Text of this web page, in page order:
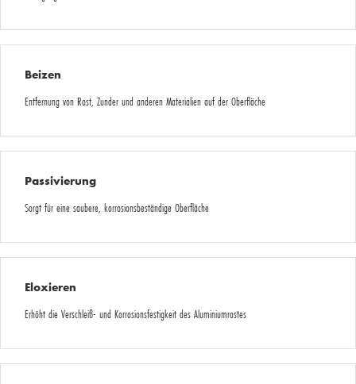
Beizen
Entfernung von Rost, Zunder und anderen Materialien auf der Oberfläche
Passivierung
Sorgt für eine saubere, korrosionsbeständige Oberfläche
Eloxieren
Erhöht die Verschleiß- und Korrosionsfestigkeit des Aluminiumrostes